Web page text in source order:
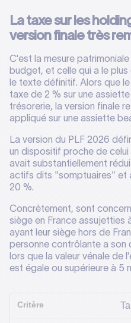
La taxe sur les
version finale très
C'est la mesure
budget, et celle qui a le
le texte définitif. Alors que
taxe de 2 % sur une
trésorerie, la version finale
appliqué sur une assiette
La version du PLF 2026
un dispositif proche de
avait substantiellement
actifs dits "somptuaires" et
20 %.
Concrètement, sont
siège en France assujetties
ayant leur siège hors de
personne contrôlante a son
lors que la valeur vénale de
est égale ou supérieure à 5